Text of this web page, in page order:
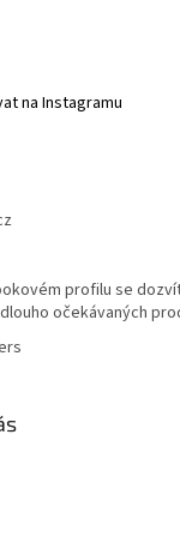
na Instagramu
profilu se
očekávaných